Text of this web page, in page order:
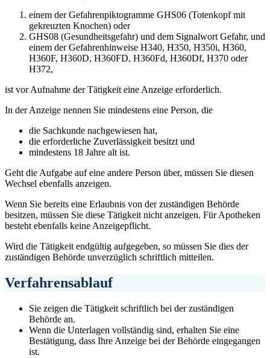
einem der Gefahrenpiktogramme GHS06 (Totenkopf mit
gekreuzten Knochen) oder
GHS08 (Gesundheitsgefahr) und dem Signalwort Gefahr, und
einem der Gefahrenhinweise H340, H350, H350i, H360,
H360F, H360D, H360FD, H360Fd, H360Df, H370 oder
H372,
ist vor Aufnahme der Tätigkeit eine Anzeige erforderlich.
In der Anzeige nennen Sie mindestens eine Person, die
die Sachkunde nachgewiesen hat,
die erforderliche Zuverlässigkeit besitzt und
mindestens 18 Jahre alt ist.
Geht die Aufgabe auf eine andere Person über, müssen Sie diesen
Wechsel ebenfalls anzeigen.
Wenn Sie bereits eine Erlaubnis von der zuständigen Behörde
besitzen, müssen Sie diese Tätigkeit nicht anzeigen. Für Apotheken
besteht ebenfalls keine Anzeigepflicht.
Wird die Tätigkeit endgültig aufgegeben, so müssen Sie dies der
zuständigen Behörde unverzüglich schriftlich mitteilen.
Verfahrensablauf
Sie zeigen die Tätigkeit schriftlich bei der zuständigen
Behörde an.
Wenn die Unterlagen vollständig sind, erhalten Sie eine
Bestätigung, dass Ihre Anzeige bei der Behörde eingegangen
ist.